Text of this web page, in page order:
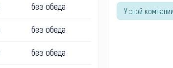
без обеда
без обеда
без обеда
У этой